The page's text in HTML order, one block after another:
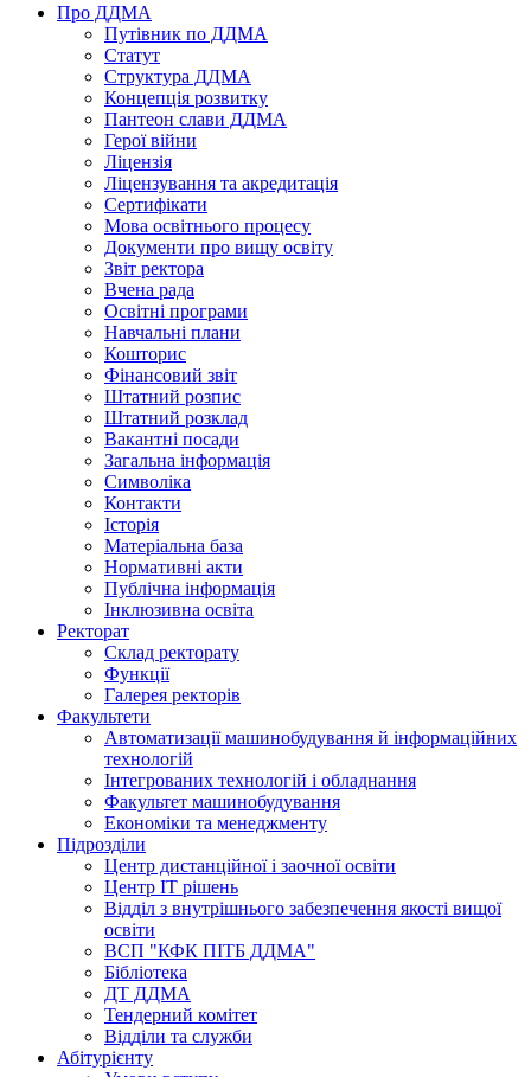
Про ДДМА
Путівник по ДДМА
Статут
Структура ДДМА
Концепція розвитку
Пантеон слави ДДМА
Герої війни
Ліцензія
Ліцензування та акредитація
Сертифікати
Мова освітнього процесу
Документи про вищу освіту
Звіт ректора
Вчена рада
Освітні програми
Навчальні плани
Кошторис
Фінансовий звіт
Штатний розпис
Штатний розклад
Вакантні посади
Загальна інформація
Символіка
Контакти
Історія
Матеріальна база
Нормативні акти
Публічна інформація
Інклюзивна освіта
Ректорат
Склад ректорату
Функції
Галерея ректорів
Факультети
Автоматизації машинобудування й інформаційних
технологій
Інтегрованих технологій і обладнання
Факультет машинобудування
Економіки та менеджменту
Підрозділи
Центр дистанційної і заочної освіти
Центр ІТ рішень
Відділ з внутрішнього забезпечення якості вищої
освіти
ВСП "КФК ПІТБ ДДМА"
Бібліотека
ДТ ДДМА
Тендерний комітет
Відділи та служби
Абітурієнту